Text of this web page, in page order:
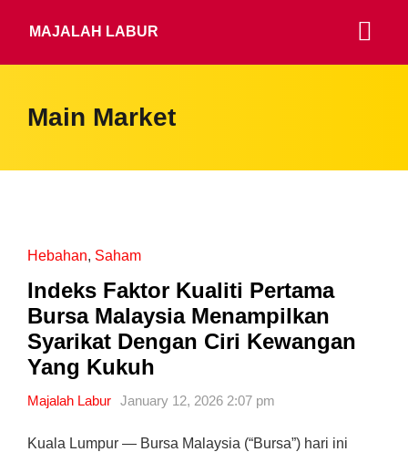
MAJALAH LABUR
Main Market
Hebahan, Saham
Indeks Faktor Kualiti Pertama
Bursa Malaysia Menampilkan
Syarikat Dengan Ciri Kewangan
Yang Kukuh
Majalah Labur January 12, 2026 2:07 pm
Kuala Lumpur — Bursa Malaysia (“Bursa”) hari ini